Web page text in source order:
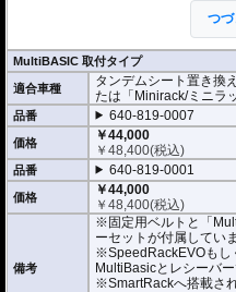
SIC」は独自の画期的なシステムで
速走行時でも安心してライディング
取り外しはロック解除用のひもを引
外しが可能です。
驚くほど簡単な操作性と、スマート
現しています。
またタンデムシートへベルトで固定
様は全く同じです)
・シャープなイメージを演出するエ
グ「Royster」C-Bow用と統一された
・ソフトバッグでありながら型くず
を誇り、高速走行でも安心してご利
・防水仕様 (完全防水を保証するもの
・サイドにあしらわれたトライアン
つ
MultiBASIC 取付タイプ
適合車種
タンデムシート置き換
たは「Minirack/ミニラ
品番 640-819-0007
価格
￥44,000
￥48,400(税込)
品番 640-819-0001
価格
￥44,000
￥48,400(税込)
備考
※固定用ベルトと「
ーセットが付属してい
※SpeedRackEVOもし
MultiBasicとレシーバー
※SmartRackへ搭載さ